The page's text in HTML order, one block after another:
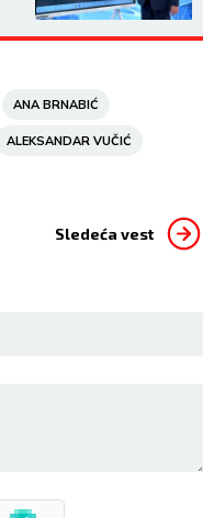
ANA BRNABIĆ
ALEKSANDAR VUČIĆ
Sledeća vest